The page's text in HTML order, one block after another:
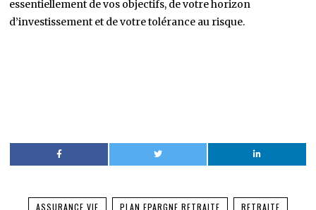
essentiellement de vos objectifs, de votre horizon
d’investissement et de votre tolérance au risque.
ASSURANCE VIE PLAN EPARGNE RETRAITE RETRAITE